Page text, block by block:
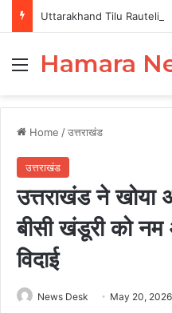
MenuHamara
Home /उत्तराखंड
उत्तराखंड
उत्तराखंड ने खोया
बीसी खंडूरी को
विदाई
News Desk May 20, 2026